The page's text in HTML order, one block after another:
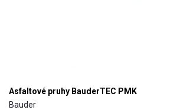
Asfaltové pruhy BauderTEC PMK
Bauder